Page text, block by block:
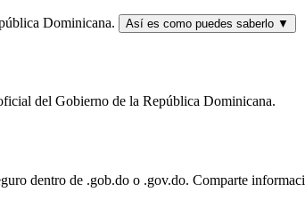
Dominicana. Así es como puedes saberlo ▼
del Gobierno de la República Dominicana.
dentro de .gob.do o .gov.do. Comparte